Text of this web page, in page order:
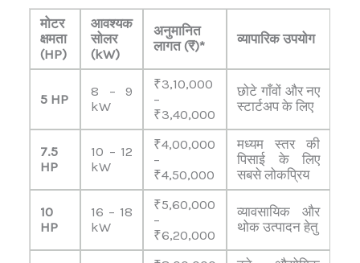
मोटर
क्षमता
(HP)
आवश्यक
सोलर
(kW)
अनुमानित
लागत (₹)*
व्यापारिक उपयोग
5 HP
8 – 9
kW
₹3,10,000
–
₹3,40,000
छोटे गाँवों और नए
स्टार्टअप के लिए
7.5
HP
10 – 12
kW
₹4,00,000
–
₹4,50,000
मध्यम स्तर की
पिसाई के लिए
सबसे लोकप्रिय
10
HP
16 – 18
kW
₹5,60,000
–
₹6,20,000
व्यावसायिक और
थोक उत्पादन हेतु